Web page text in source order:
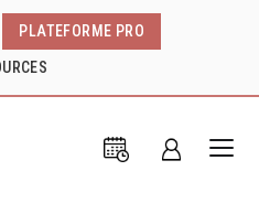
PLATEFORME PRO